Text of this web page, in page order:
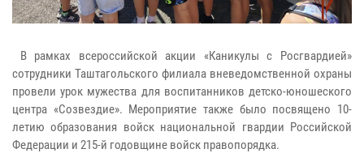
В рамках всероссийской акции «Каникулы с Росгвардией»
сотрудники Таштагольского филиала вневедомственной охраны
провели урок мужества для воспитанников детско-юношеского
центра «Созвездие». Мероприятие также было посвящено 10-
летию образования войск национальной гвардии Российской
Федерации и 215-й годовщине войск правопорядка.